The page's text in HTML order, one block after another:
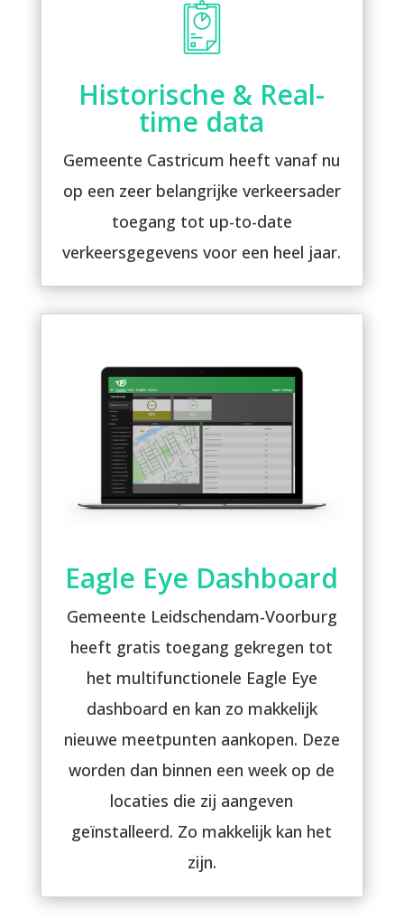
Historische & Real-
time data
Gemeente Castricum heeft vanaf nu
op een zeer belangrijke verkeersader
toegang tot up-to-date
verkeersgegevens voor een heel jaar.
Eagle Eye Dashboard
Gemeente Leidschendam-Voorburg
heeft gratis toegang gekregen tot
het multifunctionele Eagle Eye
dashboard en kan zo makkelijk
nieuwe meetpunten aankopen. Deze
worden dan binnen een week op de
locaties die zij aangeven
geïnstalleerd. Zo makkelijk kan het
zijn.